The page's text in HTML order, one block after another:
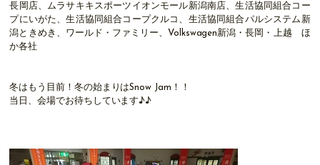
長岡店、ムラサキキスポーツイオンモール新潟南店、生活協同組合コー
プにいがた、生活協同組合コープクルコ、生活協同組合パルシステム新
潟ときめき、ワールド・ファミリー、Volkswagen新潟・長岡・上越 ほ
か各社
冬はもう目前！冬の始まりはSnow Jam！！
当日、会場でお待ちしています♪♪